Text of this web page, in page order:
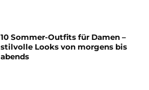
10 Sommer-Outfits für Damen –
stilvolle Looks von morgens bis
abends